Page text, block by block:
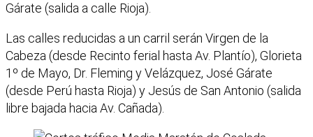
Gárate (salida a calle Rioja).
Las calles reducidas a un carril serán Virgen de la
Cabeza (desde Recinto ferial hasta Av. Plantío), Glorieta
1º de Mayo, Dr. Fleming y Velázquez, José Gárate
(desde Perú hasta Rioja) y Jesús de San Antonio (salida
libre bajada hacia Av. Cañada).